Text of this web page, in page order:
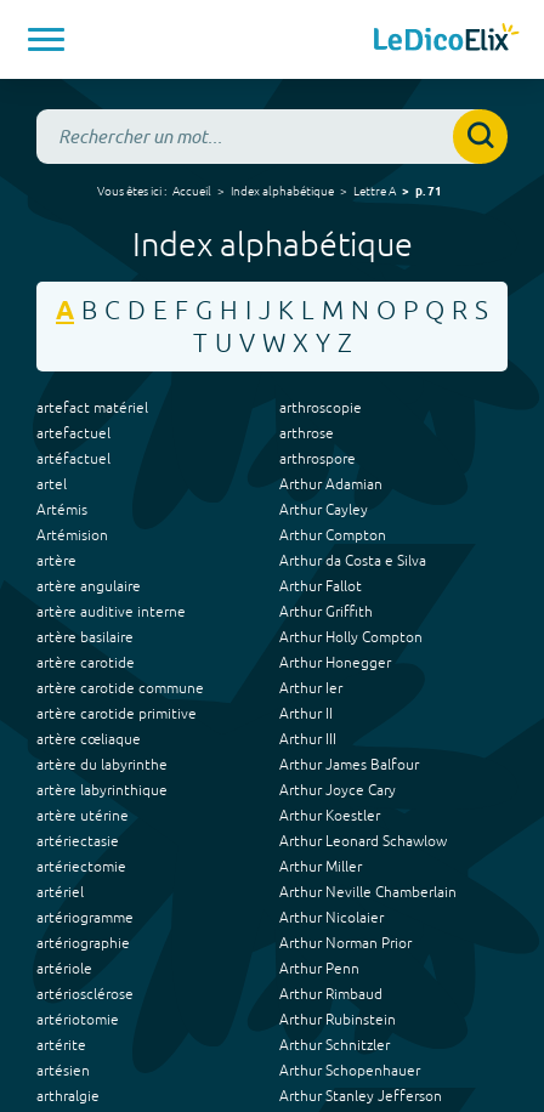
Vous êtes ici : Accueil Index alphabétique LettreA p.71
Index alphabétique
A B C D E F G H I J K L M N O P Q R S
T U V W X Y Z
artefact matériel
artefactuel
artéfactuel
artel
Artémis
Artémision
artère
artère angulaire
artère auditive interne
artère basilaire
artère carotide
artère carotide commune
artère carotide primitive
artère cœliaque
artère du labyrinthe
artère labyrinthique
artère utérine
artériectasie
artériectomie
artériel
artériogramme
artériographie
artériole
artériosclérose
artériotomie
artérite
artésien
arthralgie
arthroscopie
arthrose
arthrospore
Arthur Adamian
Arthur Cayley
Arthur Compton
Arthur da Costa e Silva
Arthur Fallot
Arthur Griffith
Arthur Holly Compton
Arthur Honegger
Arthur Ier
Arthur II
Arthur III
Arthur James Balfour
Arthur Joyce Cary
Arthur Koestler
Arthur Leonard Schawlow
Arthur Miller
Arthur Neville Chamberlain
Arthur Nicolaier
Arthur Norman Prior
Arthur Penn
Arthur Rimbaud
Arthur Rubinstein
Arthur Schnitzler
Arthur Schopenhauer
Arthur Stanley Jefferson